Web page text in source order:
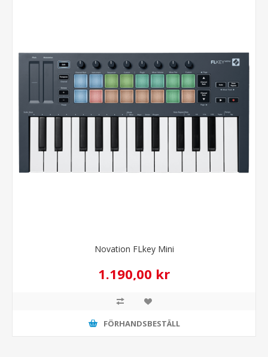
Novation FLkey Mini
1.190,00 kr
FÖRHANDSBESTÄLL